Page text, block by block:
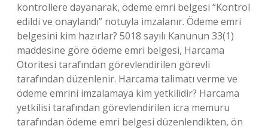
kontrollere dayanarak, ödeme emri belgesi “Kontrol
edildi ve onaylandı” notuyla imzalanır. Ödeme emri
belgesini kim hazırlar? 5018 sayılı Kanunun 33(1)
maddesine göre ödeme emri belgesi, Harcama
Otoritesi tarafından görevlendirilen görevli
tarafından düzenlenir. Harcama talimatı verme ve
ödeme emrini imzalamaya kim yetkilidir? Harcama
yetkilisi tarafından görevlendirilen icra memuru
tarafından ödeme emri belgesi düzenlendikten, ön